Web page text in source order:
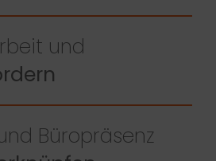
und
Büropräsenz